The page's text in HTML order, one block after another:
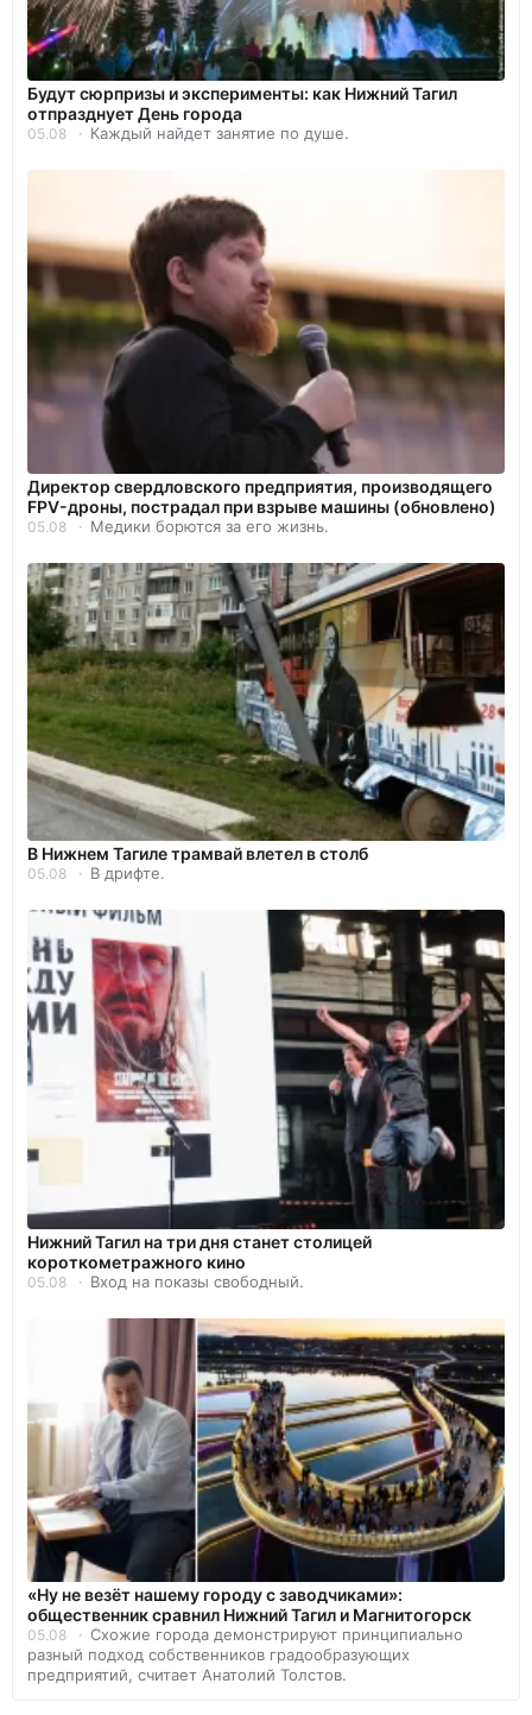
Будут сюрпризы и эксперименты: как Нижний Тагил
отпразднует День города
05.08 Каждый найдет занятие по душе.
Директор свердловского предприятия, производящего
FPV-дроны, пострадал при взрыве машины (обновлено)
05.08 Медики борются за его жизнь.
В Нижнем Тагиле трамвай влетел в столб
05.08 В дрифте.
Нижний Тагил на три дня станет столицей
короткометражного кино
05.08 Вход на показы свободный.
«Ну не везёт нашему городу с заводчиками»:
общественник сравнил Нижний Тагил и Магнитогорск
05.08
Схожие города демонстрируют принципиально
разный подход собственников градообразующих
предприятий, считает Анатолий Толстов.